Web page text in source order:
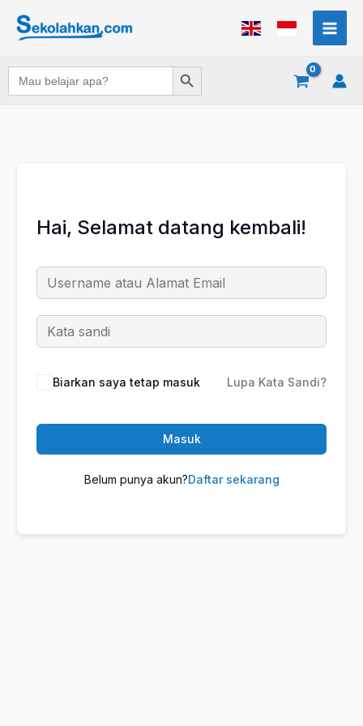
Search
for:
Search Button
Hai, Selamat datang kembali!
Biarkan saya tetap masuk Lupa Kata Sandi?
Masuk
Belum punya akun?Daftar sekarang